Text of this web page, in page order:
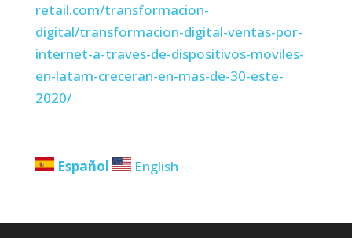
retail.com/transformacion-
digital/transformacion-digital-ventas-por-
internet-a-traves-de-dispositivos-moviles-
en-latam-creceran-en-mas-de-30-este-
2020/
Español English